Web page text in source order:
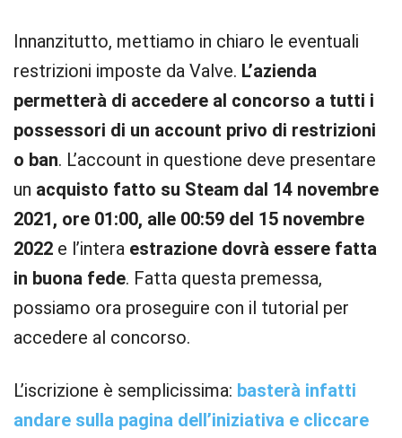
Innanzitutto, mettiamo in chiaro le eventuali
restrizioni imposte da Valve. L’azienda
permetterà di accedere al concorso a tutti i
possessori di un account privo di restrizioni
o ban. L’account in questione deve presentare
un acquisto fatto su Steam dal 14 novembre
2021, ore 01:00, alle 00:59 del 15 novembre
2022 e l’intera estrazione dovrà essere fatta
in buona fede. Fatta questa premessa,
possiamo ora proseguire con il tutorial per
accedere al concorso.
L’iscrizione è semplicissima: basterà infatti
andare sulla pagina dell’iniziativa e cliccare